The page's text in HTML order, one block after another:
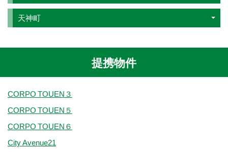
天神町
提携物件
CORPO TOUEN３
CORPO TOUEN５
CORPO TOUEN６
City Avenue21